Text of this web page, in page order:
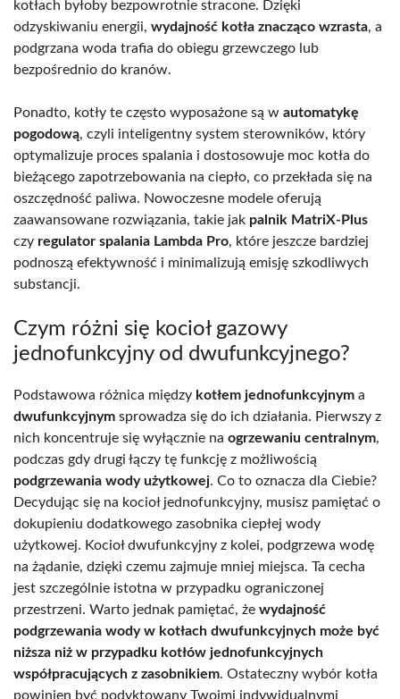
kotłach byłoby bezpowrotnie stracone. Dzięki
odzyskiwaniu energii, wydajność kotła znacząco wzrasta, a
podgrzana woda trafia do obiegu grzewczego lub
bezpośrednio do kranów.
Ponadto, kotły te często wyposażone są w automatykę
pogodową, czyli inteligentny system sterowników, który
optymalizuje proces spalania i dostosowuje moc kotła do
bieżącego zapotrzebowania na ciepło, co przekłada się na
oszczędność paliwa. Nowoczesne modele oferują
zaawansowane rozwiązania, takie jak palnik MatriX-Plus
czy regulator spalania Lambda Pro, które jeszcze bardziej
podnoszą efektywność i minimalizują emisję szkodliwych
substancji.
Czym różni się kocioł gazowy
jednofunkcyjny od dwufunkcyjnego?
Podstawowa różnica między kotłem jednofunkcyjnym a
dwufunkcyjnym sprowadza się do ich działania. Pierwszy z
nich koncentruje się wyłącznie na ogrzewaniu centralnym,
podczas gdy drugi łączy tę funkcję z możliwością
podgrzewania wody użytkowej. Co to oznacza dla Ciebie?
Decydując się na kocioł jednofunkcyjny, musisz pamiętać o
dokupieniu dodatkowego zasobnika ciepłej wody
użytkowej. Kocioł dwufunkcyjny z kolei, podgrzewa wodę
na żądanie, dzięki czemu zajmuje mniej miejsca. Ta cecha
jest szczególnie istotna w przypadku ograniczonej
przestrzeni. Warto jednak pamiętać, że wydajność
podgrzewania wody w kotłach dwufunkcyjnych może być
niższa niż w przypadku kotłów jednofunkcyjnych
współpracujących z zasobnikiem. Ostateczny wybór kotła
powinien być podyktowany Twoimi indywidualnymi